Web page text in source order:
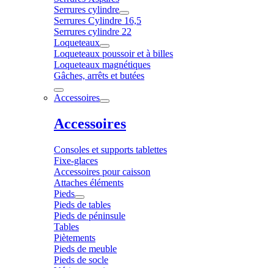
Serrures cylindre
Serrures Cylindre 16,5
Serrures cylindre 22
Loqueteaux
Loqueteaux poussoir et à billes
Loqueteaux magnétiques
Gâches, arrêts et butées
Accessoires
Accessoires
Consoles et supports tablettes
Fixe-glaces
Accessoires pour caisson
Attaches éléments
Pieds
Pieds de tables
Pieds de péninsule
Tables
Piètements
Pieds de meuble
Pieds de socle